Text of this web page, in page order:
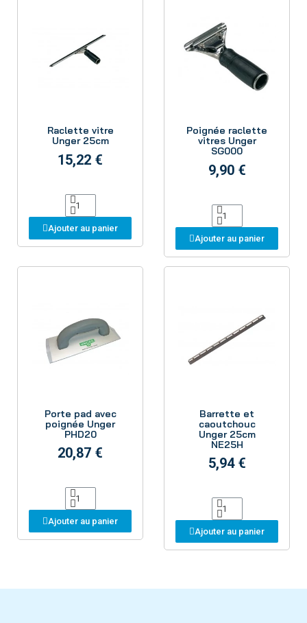
Raclette vitre
Unger 25cm
15,22 €
Ajouter au panier
Poignée raclette
vitres Unger
SG000
9,90 €
Ajouter au panier
Porte pad avec
poignée Unger
PHD20
20,87 €
Ajouter au panier
Barrette et
caoutchouc
Unger 25cm
NE25H
5,94 €
Ajouter au panier